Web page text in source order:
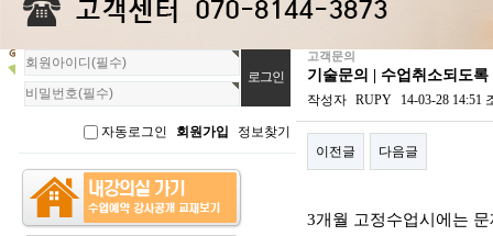
회
원
로
자동로그인 회원가입 정보찾기
고객문의
기술문의 | 수업취소되도
작성자 RUPY 14-03-28 14:51
이전글 다음글
3개월 고정수업시에는